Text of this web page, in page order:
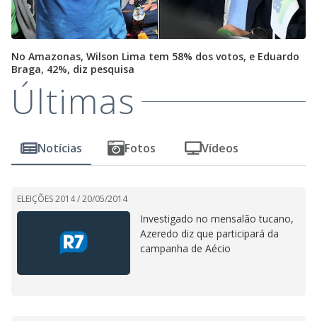
No Amazonas, Wilson Lima tem 58% dos votos, e Eduardo
Braga, 42%, diz pesquisa
Últimas
Notícias Fotos Vídeos
ELEIÇÕES 2014 /20/05/2014
Investigado no mensalão tucano,
Azeredo diz que participará da
campanha de Aécio